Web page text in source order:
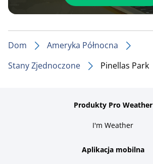
Dom
Ameryka Północna
Stany Zjednoczone
Pinellas Park
Produkty Pro Weather
I'm Weather
Aplikacja mobilna